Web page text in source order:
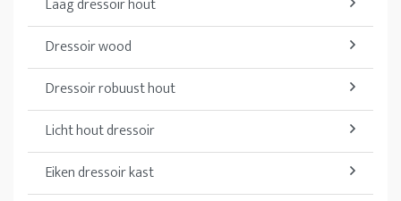
Laag dressoir hout
Dressoir wood
Dressoir robuust hout
Licht hout dressoir
Eiken dressoir kast